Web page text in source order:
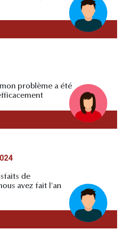
problème a été
de
avez fait l'an